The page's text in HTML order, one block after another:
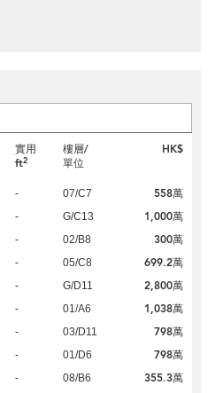
實用
ft2
樓層/
單位
HK$
- 07/C7 558萬
- G/C13 1,000萬
- 02/B8 300萬
- 05/C8 699.2萬
- G/D11 2,800萬
- 01/A6 1,038萬
- 03/D11 798萬
- 01/D6 798萬
- 08/B6 355.3萬